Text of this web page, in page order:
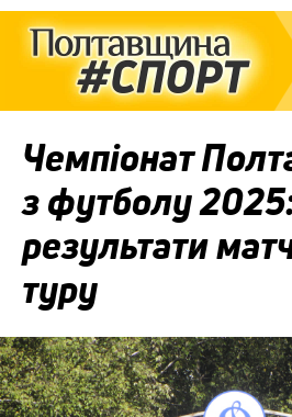
Чемпіонат
з футболу
результати
туру